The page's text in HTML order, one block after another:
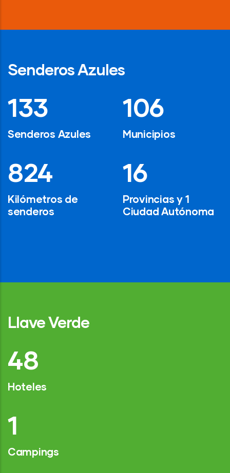
Senderos Azules
194
Senderos Azules
1,200
Kilómetros de
senderos
154
Municipios
24
Provincias y 1
Ciudad Autónoma
Llave Verde
74
Hoteles
2
Campings